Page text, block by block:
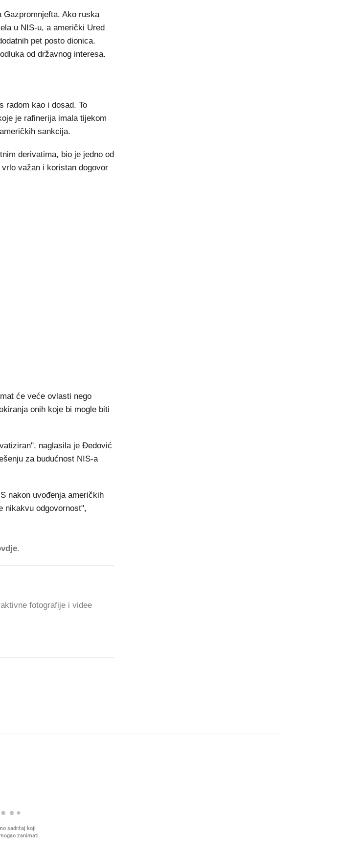
Gazpromnjefta. Ako ruska
u NIS-u, a američki Ured
pet posto dionica.
od državnog interesa.
radom kao i dosad. To
je rafinerija imala tijekom
sankcija.
derivatima, bio je jedno od
važan i koristan dogovor
će veće ovlasti nego
onih koje bi mogle biti
naglasila je Đedović
za budućnost NIS-a
nakon uvođenja američkih
nikakvu odgovornost",
.
fotografije i videe
sadržaj koji
zanimati